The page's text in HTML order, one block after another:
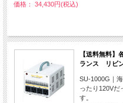
価格： 34,430円(税込)
【送料無料】
ランス リビ
SU-1000G｜
ったり120Vだ
す。